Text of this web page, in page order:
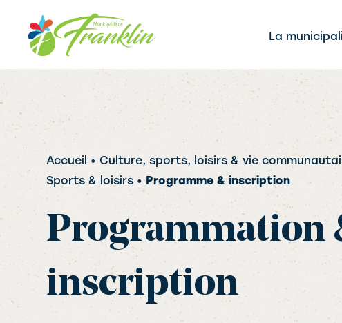
contenu
La
Accueil • Culture, sports, loisirs & vie
Sports & loisirs • Programme & inscription
Programmation
inscription